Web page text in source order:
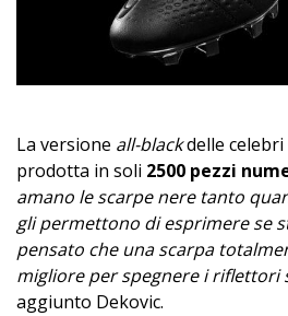
La versione all-blackdelle celebri
prodotta in soli 2500 pezzi
amano le scarpe nere tanto
gli permettono di esprimere se
pensato che una scarpa
migliore per spegnere i riflettori
aggiunto Dekovic.